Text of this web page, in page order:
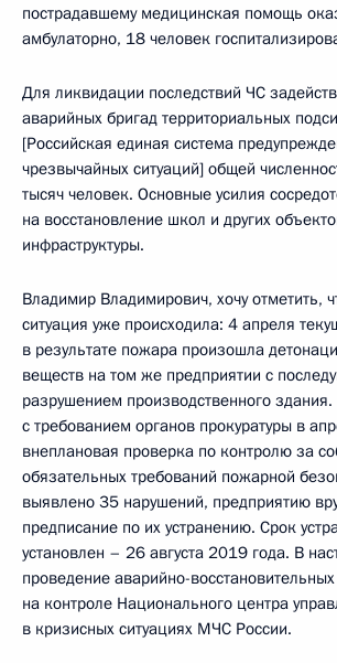
пострадавшему медицинская помощь
амбулаторно, 18 человек
Для ликвидации последствий ЧС
аварийных бригад территориальных
[Российская единая система
чрезвычайных ситуаций] общей
тысяч человек. Основные усилия
на восстановление школ и других
инфраструктуры.
Владимир Владимирович, хочу отметить,
ситуация уже происходила: 4 апреля
в результате пожара произошла
веществ на том же предприятии с
разрушением производственного здания.
с требованием органов прокуратуры в
внеплановая проверка по контролю за
обязательных требований пожарной
выявлено 35 нарушений, предприятию
предписание по их устранению. Срок
установлен – 26 августа 2019 года. В
проведение аварийно-
на контроле Национального центра
в кризисных ситуациях МЧС России.